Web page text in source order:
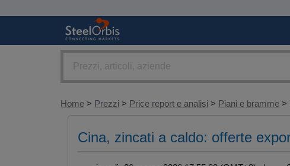
Home > Prezzi > Price report e analisi > Piani e bramme >
Cina, zincati a caldo: offerte